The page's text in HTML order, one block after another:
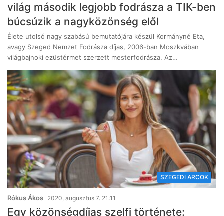
világ második legjobb fodrásza a TIK-ben
búcsúzik a nagyközönség elől
Élete utolsó nagy szabású bemutatójára készül Kormányné Eta,
avagy Szeged Nemzet Fodrásza díjas, 2006-ban Moszkvában
világbajnoki ezüstérmet szerzett mesterfodrásza. Az…
SZEGEDI ARCOK
Rókus Ákos 2020, augusztus 7. 21:11
Egy közönségdíjas szelfi története: